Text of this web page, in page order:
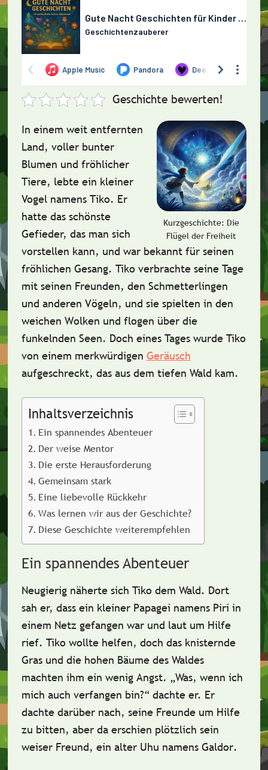
Geschichte bewerten!
Kurzgeschichte: Die
Flügel der Freiheit
In einem weit entfernten
Land, voller bunter
Blumen und fröhlicher
Tiere, lebte ein kleiner
Vogel namens Tiko. Er
hatte das schönste
Gefieder, das man sich
vorstellen kann, und war bekannt für seinen
fröhlichen Gesang. Tiko verbrachte seine Tage
mit seinen Freunden, den Schmetterlingen
und anderen Vögeln, und sie spielten in den
weichen Wolken und flogen über die
funkelnden Seen. Doch eines Tages wurde Tiko
von einem merkwürdigen Geräusch
aufgeschreckt, das aus dem tiefen Wald kam.
Inhaltsverzeichnis
Ein spannendes Abenteuer
Der weise Mentor
Die erste Herausforderung
Gemeinsam stark
Eine liebevolle Rückkehr
Was lernen wir aus der Geschichte?
Diese Geschichte weiterempfehlen
Ein spannendes Abenteuer
Neugierig näherte sich Tiko dem Wald. Dort
sah er, dass ein kleiner Papagei namens Piri in
einem Netz gefangen war und laut um Hilfe
rief. Tiko wollte helfen, doch das knisternde
Grasund die hohen Bäumedes Waldes
machten ihm ein wenig Angst. „Was, wenn ich
mich auch verfangen bin?“ dachte er. Er
dachte darüber nach, seine Freunde um Hilfe
zu bitten, aber da erschien plötzlich sein
weiser Freund, ein alter Uhu namens Galdor.